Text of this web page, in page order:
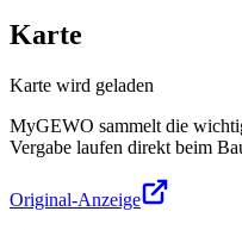
Karte
Karte wird geladen
MyGEWO sammelt die
Vergabe laufen direkt beim
Original-Anzeige